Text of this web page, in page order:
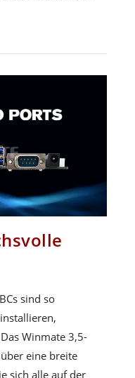
sind so
Winmate 3,5-
eine breite
sich alle auf der